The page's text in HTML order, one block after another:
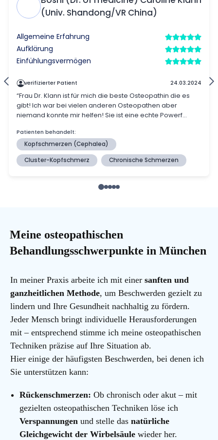
Meine osteopathischen
Behandlungsschwerpunkte in München
In meiner Praxis arbeite ich mit einer sanften und
ganzheitlichen Methode, um Beschwerden gezielt zu
lindern und Ihre Gesundheit nachhaltig zu fördern.
Jeder Mensch bringt individuelle Herausforderungen
mit – entsprechend stimme ich meine osteopathischen
Techniken präzise auf Ihre Situation ab.
Hier einige der häufigsten Beschwerden, bei denen ich
Sie unterstützen kann:
Rückenschmerzen: Ob chronisch oder akut – mit
gezielten osteopathischen Techniken löse ich
Verspannungen und stelle das natürliche
Gleichgewicht der Wirbelsäule wieder her.